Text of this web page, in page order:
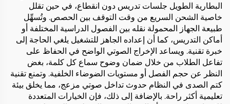
البطارية الطويل جلسات تدريس دون انقطاع، في حين تقلل
خاصية الشحن السريع من وقت التوقف بين الحصص. وتُسهِّل
طبيعة الجهاز المحمولة نقله بين الفصول الدراسية المختلفة أو
أماكن التدريس، كما أن إعداده الجاهز للتشغيل يلغي الحاجة إلى
خبرة تقنية. ويساعد الإخراج الصوتي الواضح في الحفاظ على
تفاعل الطلاب من خلال ضمان وضوح سماع كل كلمة، بغض
النظر عن حجم الفصل أو مستويات الضوضاء الخلفية. وتمنع تقنية
كتم الصدى في النظام حدوث تداخل صوتي مزعج، مما يخلق بيئة
تعليمية أكثر راحة. بالإضافة إلى ذلك، فإن الخيارات المتعددة